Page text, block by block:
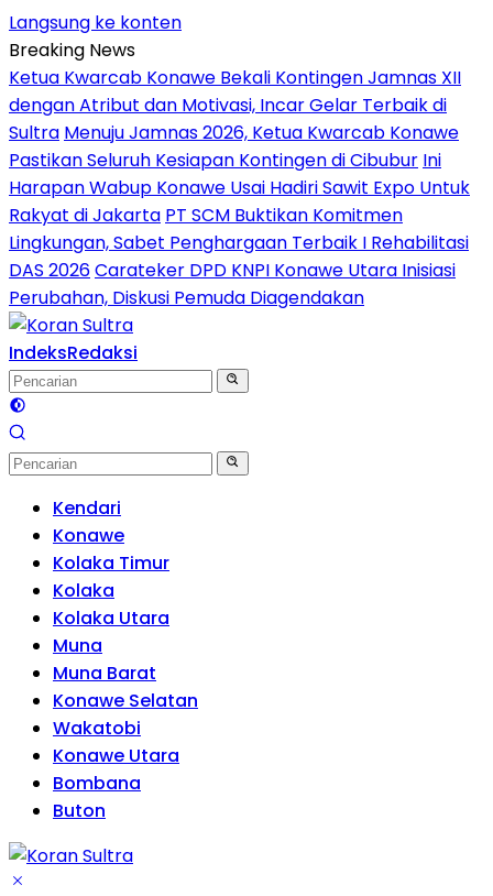
Langsung ke konten
Breaking News
Ketua Kwarcab Konawe Bekali Kontingen Jamnas XII
dengan Atribut dan Motivasi, Incar Gelar Terbaik di
Sultra Menuju Jamnas 2026, Ketua Kwarcab Konawe
Pastikan Seluruh Kesiapan Kontingen di Cibubur Ini
Harapan Wabup Konawe Usai Hadiri Sawit Expo Untuk
Rakyat di Jakarta PT SCM Buktikan Komitmen
Lingkungan, Sabet Penghargaan Terbaik I Rehabilitasi
DAS 2026Carateker DPD KNPI Konawe Utara Inisiasi
Perubahan, Diskusi Pemuda Diagendakan
IndeksRedaksi
Kendari
Konawe
Kolaka Timur
Kolaka
Kolaka Utara
Muna
Muna Barat
Konawe Selatan
Wakatobi
Konawe Utara
Bombana
Buton